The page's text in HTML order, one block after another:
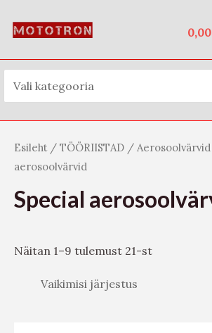
0,00
t
s
Esileht / TÖÖRIISTAD / Aerosoolvärvid
aerosoolvärvid
Special
Näitan 1–9 tulemust 21-st